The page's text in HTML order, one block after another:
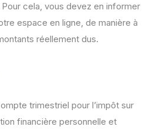
cela, vous devez en informer
espace en ligne, de manière à
réellement dus.
trimestriel pour l’impôt sur
financière personnelle et